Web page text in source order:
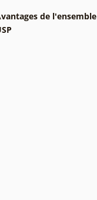
de l'ensemble